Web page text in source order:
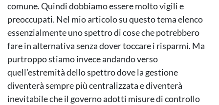
comune. Quindi dobbiamo essere molto vigili e
preoccupati. Nel mio articolo su questo tema elenco
essenzialmente uno spettro di cose che potrebbero
fare in alternativa senza dover toccare i risparmi. Ma
purtroppo stiamo invece andando verso
quell’estremità dello spettro dove la gestione
diventerà sempre più centralizzata e diventerà
inevitabile che il governo adotti misure di controllo